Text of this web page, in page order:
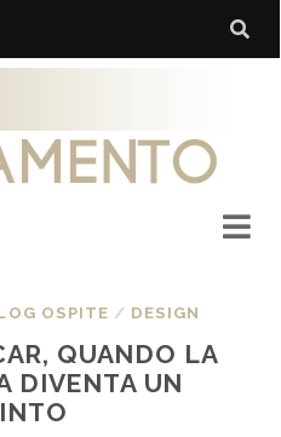
OSPITE / DESIGN
QUANDO LA
DIVENTA UN